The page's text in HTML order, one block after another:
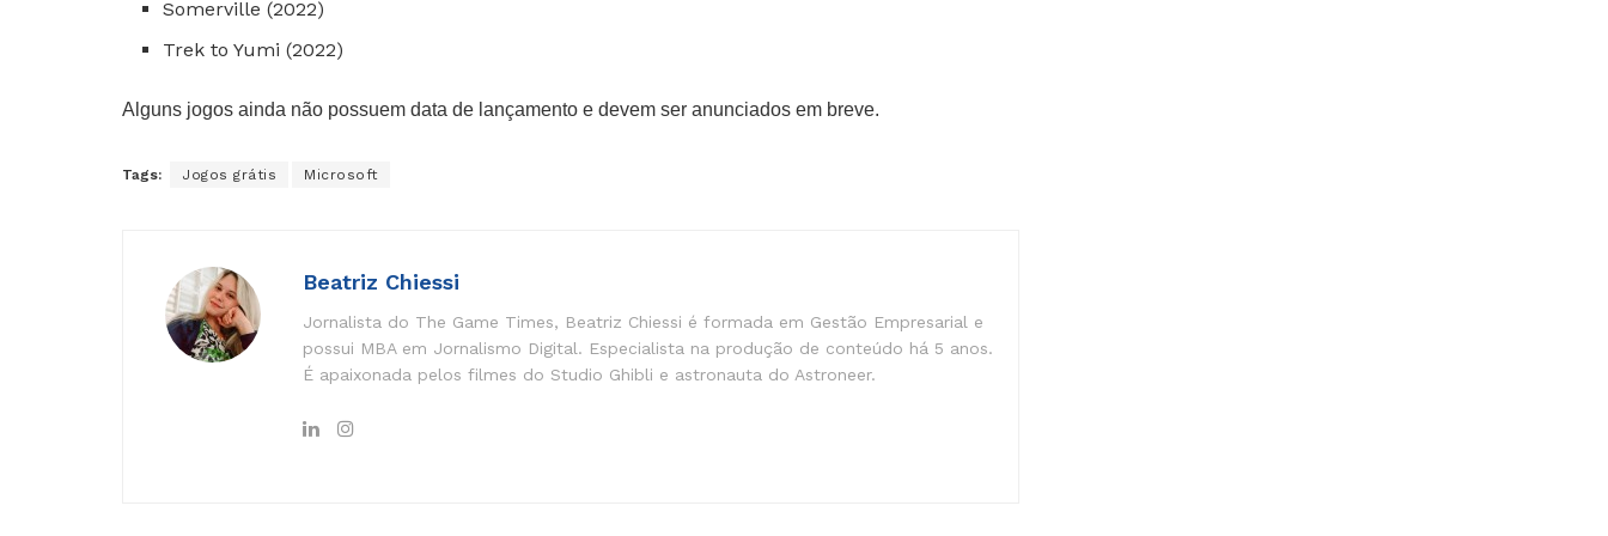
Somerville (2022)
Trek to Yumi (2022)
Alguns jogos ainda não possuem data de lançamento e devem ser anunciados em breve.
Tags: Jogos grátis Microsoft
Beatriz Chiessi
Jornalista do The Game Times, Beatriz Chiessi é formada em Gestão Empresarial e
possui MBA em Jornalismo Digital. Especialista na produção de conteúdo há 5 anos.
É apaixonada pelos filmes do Studio Ghibli e astronauta do Astroneer.